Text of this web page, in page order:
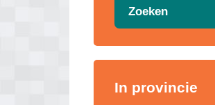
Zoeken
In provincie